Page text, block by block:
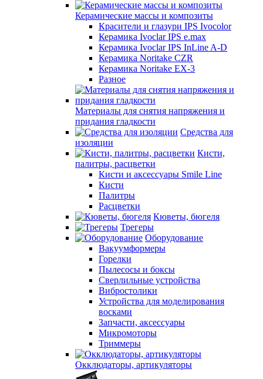
Керамические массы и композиты
Красители и глазури IPS Ivocolor
Керамика Ivoclar IPS e.max
Керамика Ivoclar IPS InLine A-D
Керамика Noritake CZR
Керамика Noritake EX-3
Разное
Материалы для снятия напряжения и
придания гладкости
Средства для
изоляции
Кисти,
палитры, расцветки
Кисти и аксессуары Smile Line
Кисти
Палитры
Расцветки
Кюветы, бюгеля
Трегеры
Оборудование
Вакуумформеры
Горелки
Пылесосы и боксы
Сверлильные устройства
Вибростолики
Устройства для моделирования
восками
Запчасти, аксессуары
Микромоторы
Триммеры
Окклюдаторы, артикуляторы